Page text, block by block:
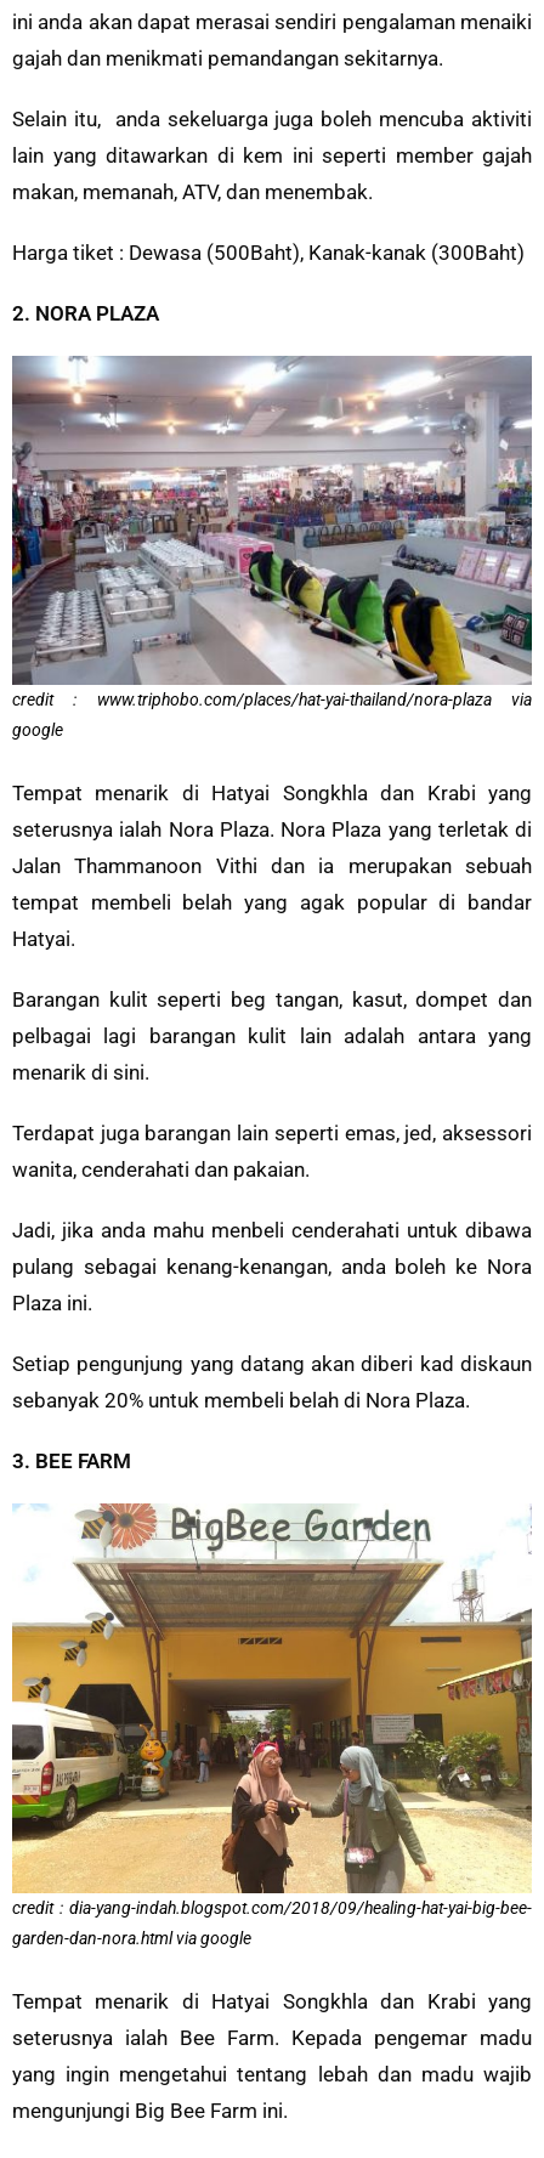
ini anda akan dapat merasai sendiri pengalaman menaiki
gajah dan menikmati pemandangan sekitarnya.
Selain itu, anda sekeluarga juga boleh mencuba aktiviti
lain yang ditawarkan di kem ini seperti member gajah
makan, memanah, ATV, dan menembak.
Harga tiket : Dewasa (500Baht), Kanak-kanak (300Baht)
2. NORA PLAZA
credit : www.triphobo.com/places/hat-yai-thailand/nora-plaza via
google
Tempat menarik di Hatyai Songkhla dan Krabi yang
seterusnya ialah Nora Plaza. Nora Plaza yang terletak di
Jalan Thammanoon Vithi dan ia merupakan sebuah
tempat membeli belah yang agak popular di bandar
Hatyai.
Barangan kulit seperti beg tangan, kasut, dompet dan
pelbagai lagi barangan kulit lain adalah antara yang
menarik di sini.
Terdapat juga barangan lain seperti emas, jed, aksessori
wanita, cenderahati dan pakaian.
Jadi, jika anda mahu menbeli cenderahati untuk dibawa
pulang sebagai kenang-kenangan, anda boleh ke Nora
Plaza ini.
Setiap pengunjung yang datang akan diberi kad diskaun
sebanyak 20% untuk membeli belah di Nora Plaza.
3. BEE FARM
credit : dia-yang-indah.blogspot.com/2018/09/healing-hat-yai-big-bee-
garden-dan-nora.html via google
Tempat menarik di Hatyai Songkhla dan Krabi yang
seterusnya ialah Bee Farm. Kepada pengemar madu
yang ingin mengetahui tentang lebah dan madu wajib
mengunjungi Big Bee Farm ini.